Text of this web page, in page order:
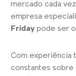
mercado cada
empresa
Friday pode ser
Com experiência
constantes sobre